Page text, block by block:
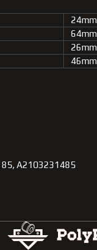
24mm
64mm
26mm
46mm
85, A2103231485